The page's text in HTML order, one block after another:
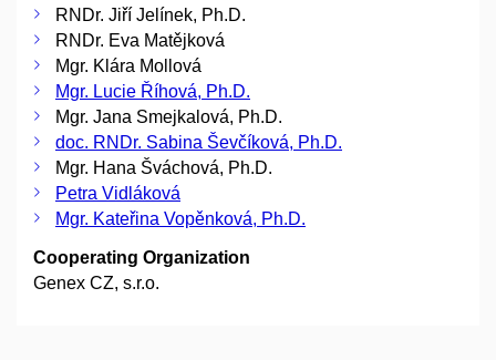
RNDr. Jiří Jelínek, Ph.D.
RNDr. Eva Matějková
Mgr. Klára Mollová
Mgr. Lucie Říhová, Ph.D.
Mgr. Jana Smejkalová, Ph.D.
doc. RNDr. Sabina Ševčíková, Ph.D.
Mgr. Hana Šváchová, Ph.D.
Petra Vidláková
Mgr. Kateřina Vopěnková, Ph.D.
Cooperating Organization
Genex CZ, s.r.o.